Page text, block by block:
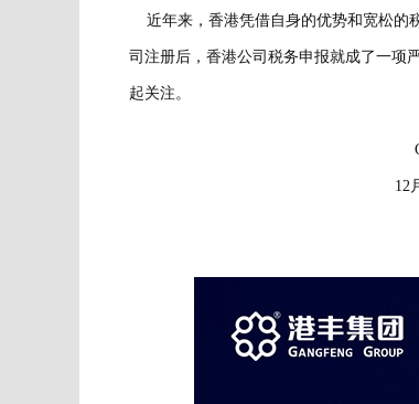
近年来，香港凭借自身的优势和宽松的
司注册后，香港公司税务申报就成了一项
起关注。
12